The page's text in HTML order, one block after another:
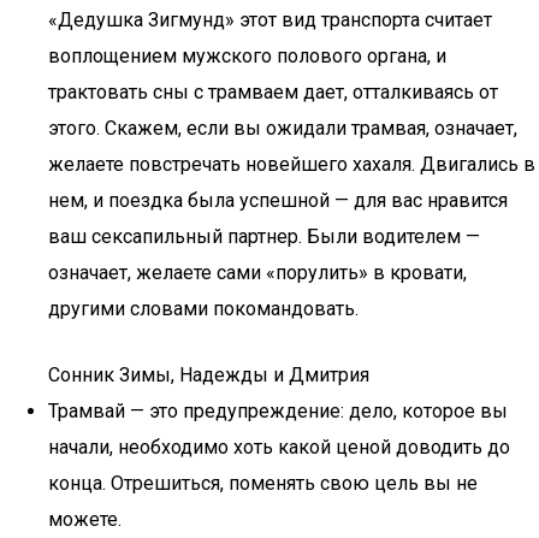
«Дедушка Зигмунд» этот вид транспорта считает
воплощением мужского полового органа, и
трактовать сны с трамваем дает, отталкиваясь от
этого. Скажем, если вы ожидали трамвая, означает,
желаете повстречать новейшего хахаля. Двигались в
нем, и поездка была успешной — для вас нравится
ваш сексапильный партнер. Были водителем —
означает, желаете сами «порулить» в кровати,
другими словами покомандовать.
Сонник Зимы, Надежды и Дмитрия
Трамвай — это предупреждение: дело, которое вы
начали, необходимо хоть какой ценой доводить до
конца. Отрешиться, поменять свою цель вы не
можете.